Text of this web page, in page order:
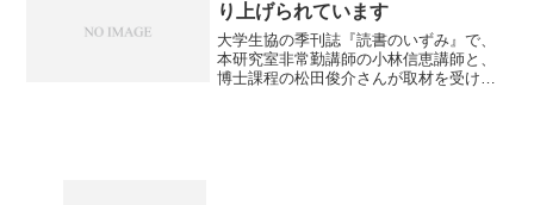
り上げられています
大学生協の季刊誌『読書のいずみ』で、
本研究室非常勤講師の小林信恵講師と、
博士課程の松田俊介さんが取材を受け、